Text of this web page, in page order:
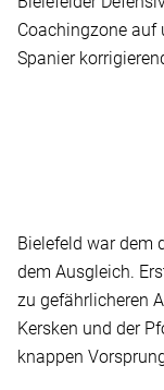
Coachingzone auf
Spanier
Bielefeld war dem
dem Ausgleich.
zu gefährlicheren
Kersken und der
knappen